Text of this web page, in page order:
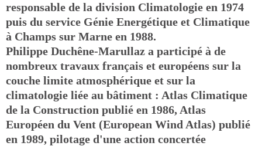
responsable de la division Climatologie en 1974
puis du service Génie Energétique et Climatique
à Champs sur Marne en 1988.
Philippe Duchêne-Marullaz a participé à de
nombreux travaux français et européens sur la
couche limite atmosphérique et sur la
climatologie liée au bâtiment : Atlas Climatique
de la Construction publié en 1986, Atlas
Européen du Vent (European Wind Atlas) publié
en 1989, pilotage d'une action concertée